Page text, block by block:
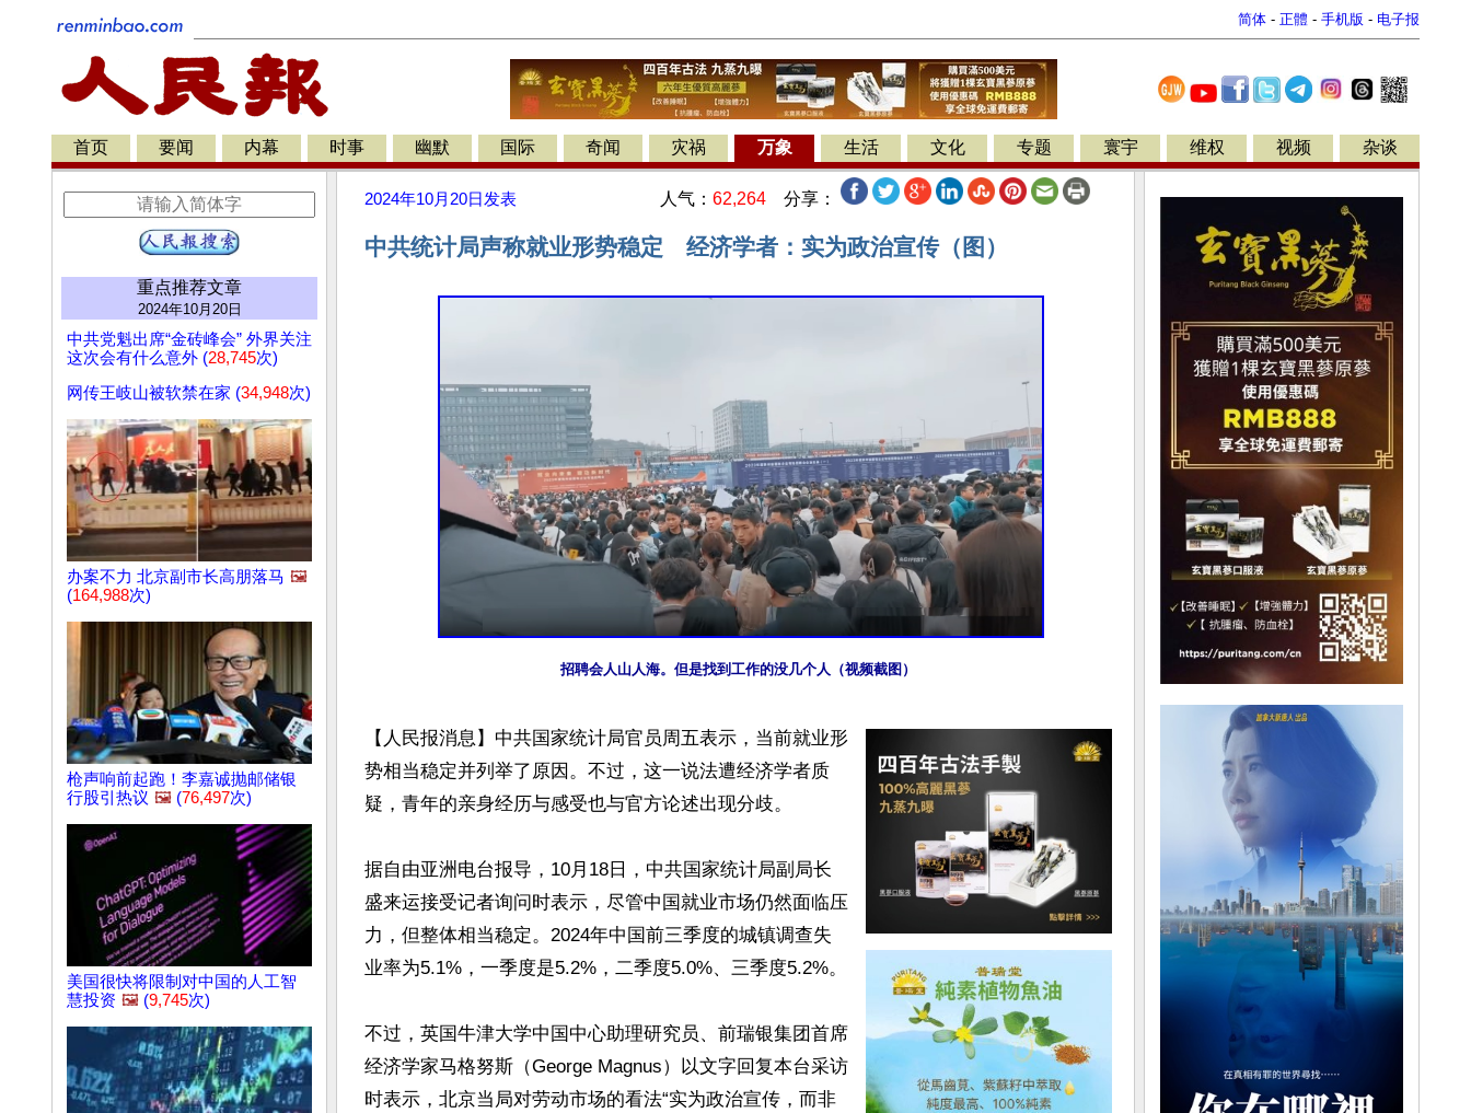
简体 - 正體 - 手机版 - 电子报
首页 要闻 内幕 时事 幽默 国际 奇闻 灾祸 万象 生活 文化 专题 寰宇 维权 视频 杂谈
重点推荐文章
2024年10月20日
中共党魁出席“金砖峰会” 外界关注
这次会有什么意外 (28,745次)
网传王岐山被软禁在家 (34,948次)
办案不力 北京副市长高朋落马 🖼️
(164,988次)
枪声响前起跑！李嘉诚抛邮储银
行股引热议 🖼️ (76,497次)
美国很快将限制对中国的人工智
慧投资 🖼️ (9,745次)
2024年10月20日 发表 人气： 62,264 分享：
中共统计局声称就业形势稳定 经济学者：实为政治宣传（图）
招聘会人山人海。但是找到工作的没几个人（视频截图）
【人民报消息】中共国家统计局官员周五表示，当前就业形
势相当稳定并列举了原因。不过，这一说法遭经济学者质
疑，青年的亲身经历与感受也与官方论述出现分歧。
据自由亚洲电台报导，10月18日，中共国家统计局副局长
盛来运接受记者询问时表示，尽管中国就业市场仍然面临压
力，但整体相当稳定。2024年中国前三季度的城镇调查失
业率为5.1%，一季度是5.2%，二季度5.0%、三季度5.2%。
不过，英国牛津大学中国中心助理研究员、前瑞银集团首席
经济学家马格努斯（George Magnus）以文字回复本台采访
时表示，北京当局对劳动市场的看法“实为政治宣传，而非